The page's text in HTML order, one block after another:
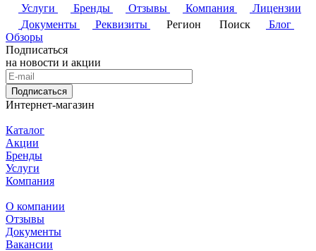
Услуги
Бренды Отзывы Компания
Лицензии
Документы
Реквизиты Регион Поиск
Блог
Обзоры
Подписаться
на новости и акции
Подписаться
Интернет-магазин
Каталог
Акции
Бренды
Услуги
Компания
О компании
Отзывы
Документы
Вакансии